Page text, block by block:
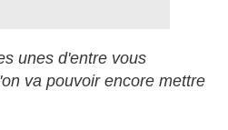
unes d'entre vous
va pouvoir encore mettre